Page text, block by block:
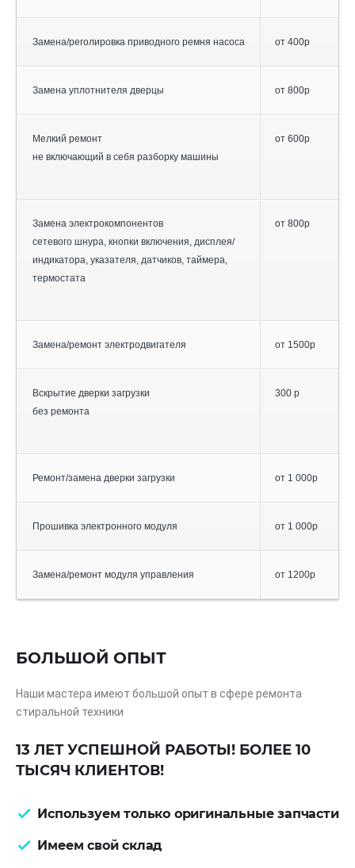
Замена/реголировка приводного ремня насоса от 400р
Замена уплотнителя дверцы от 800р
Мелкий ремонт
не включающий в себя разборку машины
от 600р
Замена электрокомпонентов
сетевого шнура, кнопки включения, дисплея/
индикатора, указателя, датчиков, таймера,
термостата
от 800р
Замена/ремонт электродвигателя от 1500р
Вскрытие дверки загрузки
без ремонта
300 р
Ремонт/замена дверки загрузки от 1 000р
Прошивка электронного модуля от 1 000р
Замена/ремонт модуля управления от 1200р
БОЛЬШОЙ ОПЫТ
Наши мастера имеют большой опыт в сфере ремонта
стиральной техники
13 ЛЕТ УСПЕШНОЙ РАБОТЫ! БОЛЕЕ 10
ТЫСЯЧ КЛИЕНТОВ!
Используем только оригинальные запчасти
Имеем свой склад